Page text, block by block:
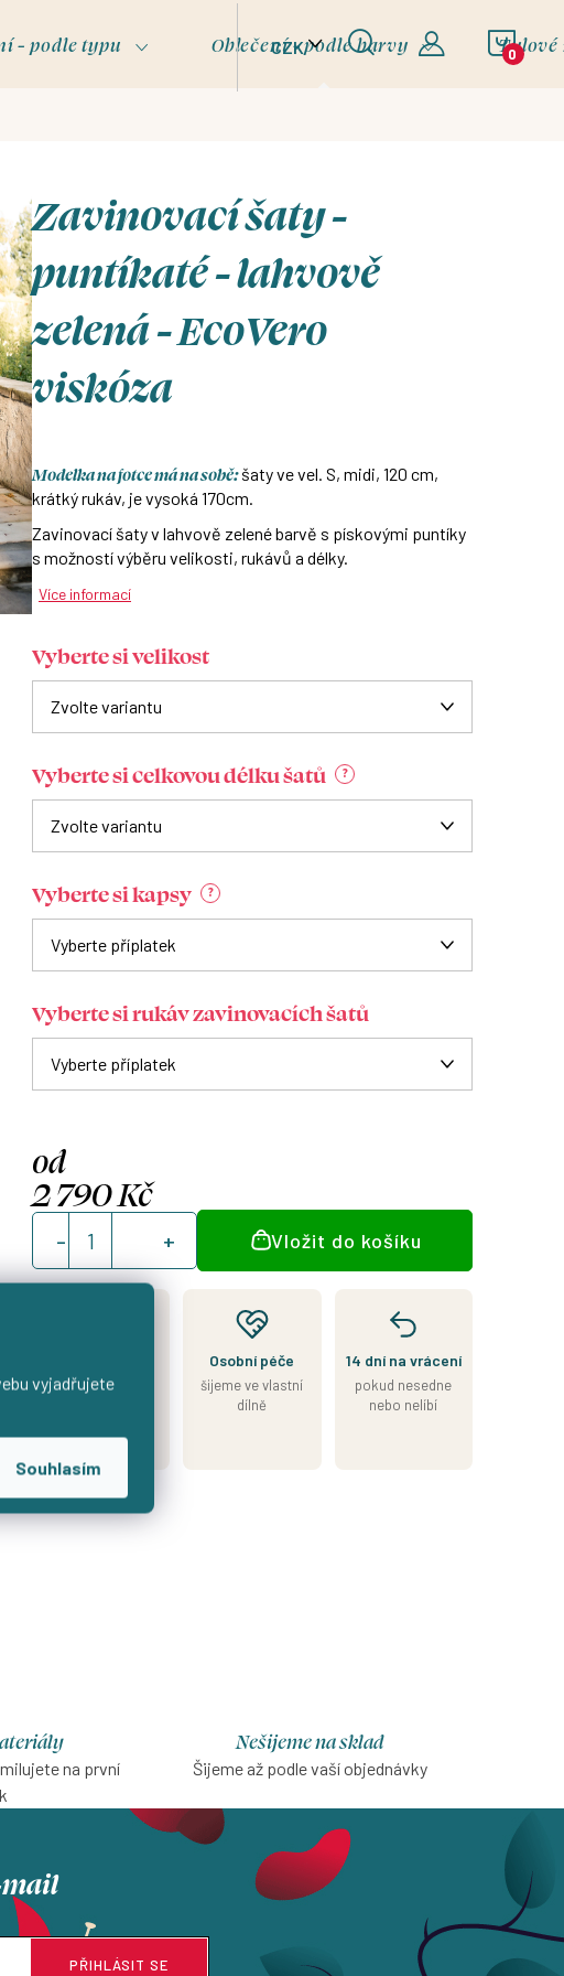
vyjadřujete
Souhlasím
CZK
- podle typu Oblečení - podle barvy
Zavinovací šaty -
puntíkaté - lahvově
zelená - EcoVero
viskóza
Modelka na fotce má na sobě:šaty ve vel. S, midi, 120 cm,
krátký rukáv, je vysoká 170cm.
Zavinovací šaty v lahvově zelené barvě s pískovými puntíky
s možností výběru velikosti, rukávů a délky.
Více informací
Vyberte si velikost
Vyberte si celkovou délku šatů ?
Vyberte si kapsy ?
Vyberte si rukáv zavinovacích šatů
od
2 790 Kč
Měrná
cena:
Vložit do košíku
dle Vašeho
výběru
objednávky
Osobní péče
šijeme ve vlastní
dílně
14 dní na vrácení
pokud nesedne
nebo nelíbí
na první
Nešijeme na sklad
Šijeme až podle vaší objednávky
PŘIHLÁSIT SE